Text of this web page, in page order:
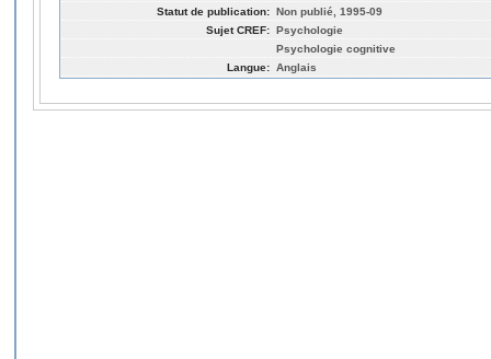
Statut de publication: Non publié, 1995-09
Sujet CREF: Psychologie
Psychologie cognitive
Langue: Anglais